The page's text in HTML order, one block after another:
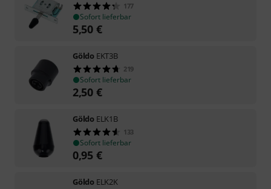
177
Sofort lieferbar
5,50 €
Göldo EKT3B
219
Sofort lieferbar
2,50 €
Göldo ELK1B
133
Sofort lieferbar
0,95 €
Göldo ELK2K